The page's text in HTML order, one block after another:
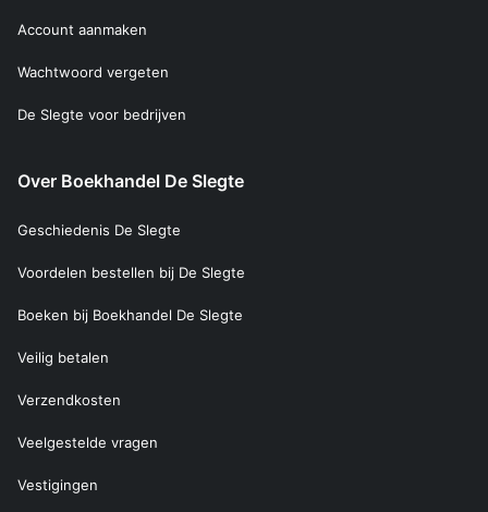
Account aanmaken
Wachtwoord vergeten
De Slegte voor bedrijven
Over Boekhandel De Slegte
Geschiedenis De Slegte
Voordelen bestellen bij De Slegte
Boeken bij Boekhandel De Slegte
Veilig betalen
Verzendkosten
Veelgestelde vragen
Vestigingen